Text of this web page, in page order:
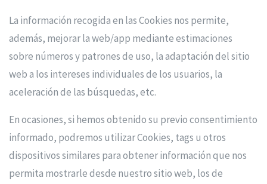
La información recogida en las Cookies nos permite,
además, mejorar la web/app mediante estimaciones
sobre números y patrones de uso, la adaptación del sitio
web a los intereses individuales de los usuarios, la
aceleración de las búsquedas, etc.
En ocasiones, si hemos obtenido su previo consentimiento
informado, podremos utilizar Cookies, tags u otros
dispositivos similares para obtener información que nos
permita mostrarle desde nuestro sitio web, los de